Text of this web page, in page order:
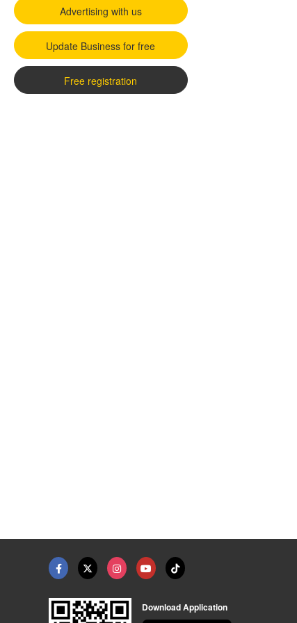
Advertising with us
Update Business for free
Free registration
Download Application